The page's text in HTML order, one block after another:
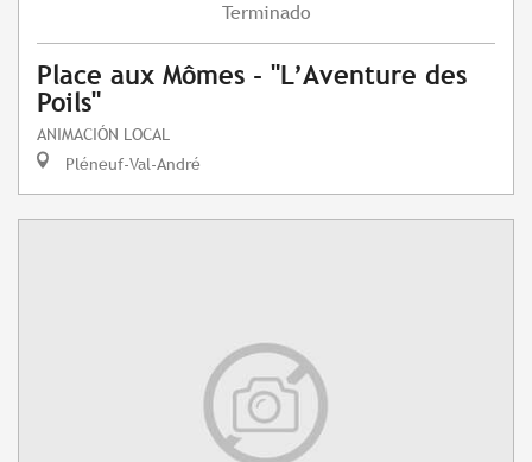
Terminado
Place aux Mômes - "L’Aventure des
Poils"
ANIMACIÓN LOCAL
Pléneuf-Val-André